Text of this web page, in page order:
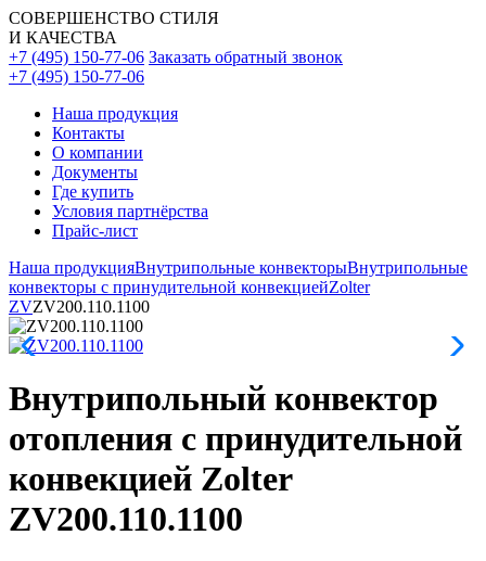
СОВЕРШЕНСТВО СТИЛЯ
И КАЧЕСТВА
+7 (495) 150-77-06 Заказать обратный звонок
+7 (495) 150-77-06
Наша продукция
Контакты
О компании
Документы
Где купить
Условия партнёрства
Прайс-лист
Наша продукцияВнутрипольные конвекторыВнутрипольные
конвекторы с принудительной конвекциейZolter
ZVZV200.110.1100
Внутрипольный конвектор
отопления с принудительной
конвекцией Zolter
ZV200.110.1100